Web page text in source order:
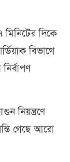
মিনিটের দিকে
বিভাগে
নিয়ন্ত্রণে
গেছে আরো